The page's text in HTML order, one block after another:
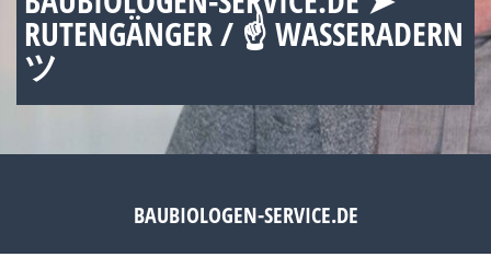
RUTENGÄNGER / ☝ WASSERADERN
ツ
BAUBIOLOGEN-SERVICE.DE